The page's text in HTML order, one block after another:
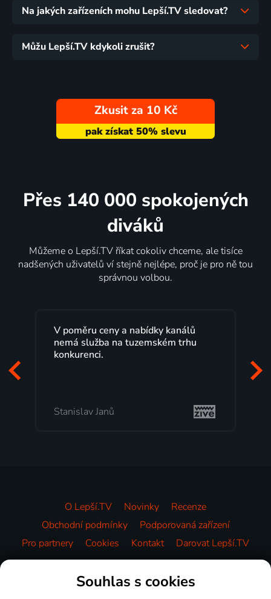
Na jakých zařízeních mohu Lepší.TV sledovat?
Můžu Lepší.TV kdykoli zrušit?
Zkusit za 10 Kč
Přes 140 000 spokojených
diváků
Můžeme o Lepší.TV říkat cokoliv chceme, ale tisíce
nadšených uživatelů ví stejně nejlépe, proč je pro ně tou
správnou volbou.
Lepší.TV sleduji už několik let s
maximální spokojeností. Velký výběr
programů a nemuset běžet k TV na
začátek programu, to je přesně to, co
Milada Tomešová
O Lepší.TV Novinky
Recenze
Obchodní podmínky
Podporovaná zařízení
Pro partnery
Cookies Kontakt Darovat Lepší.TV
Videotéka
Souhlas s cookies